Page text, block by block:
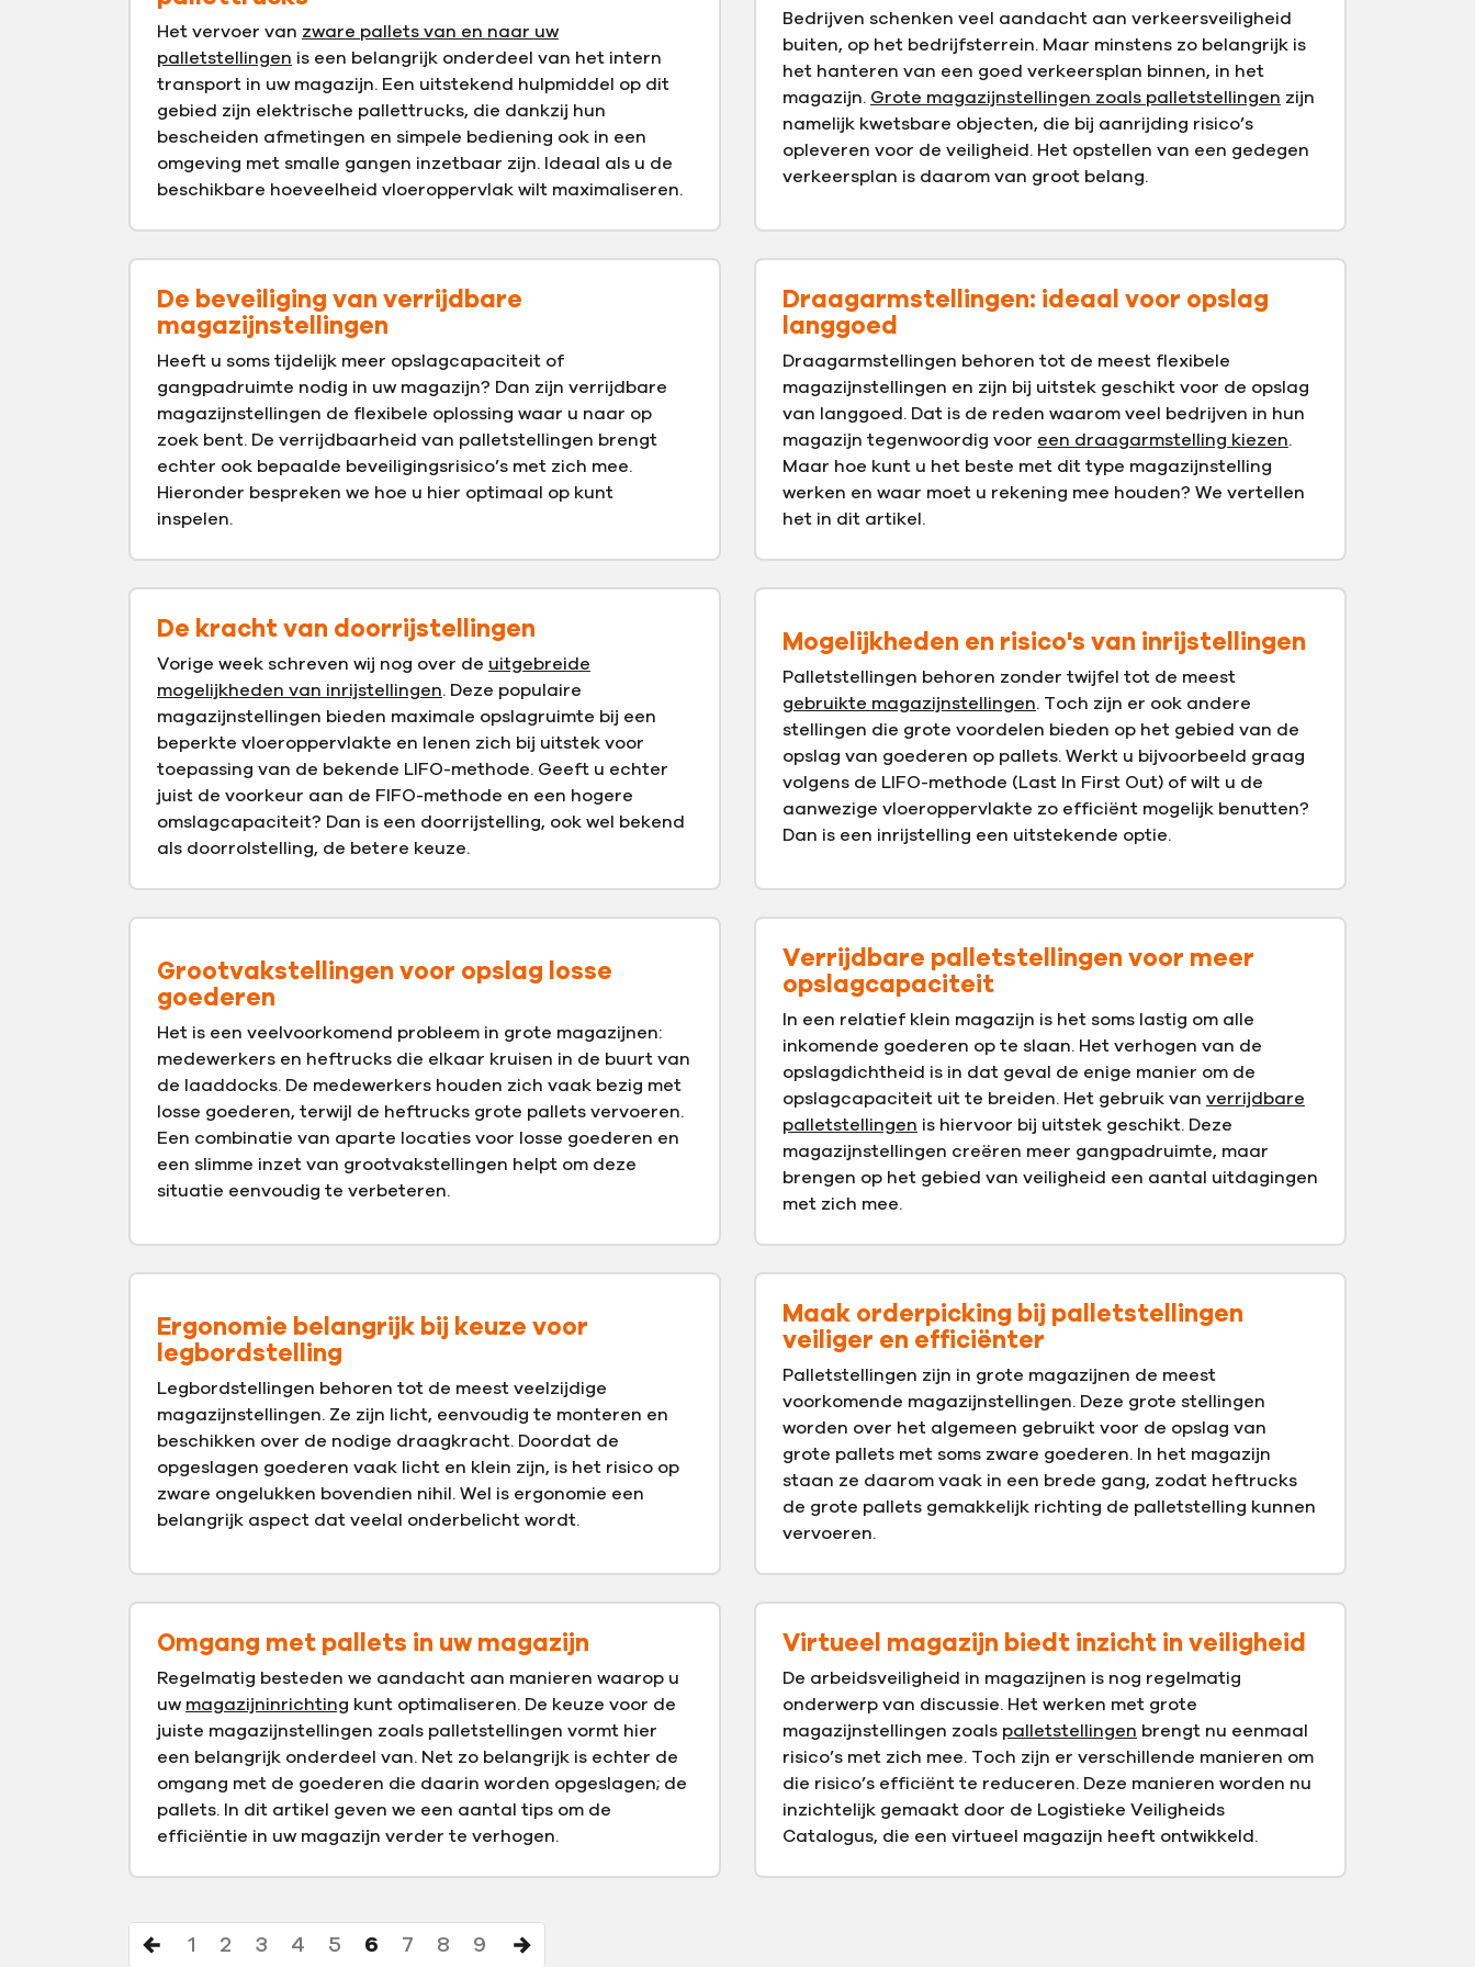
Het vervoer van zware pallets van en naar uw
palletstellingen is een belangrijk onderdeel van het intern
transport in uw magazijn. Een uitstekend hulpmiddel op dit
gebied zijn elektrische pallettrucks, die dankzij hun
bescheiden afmetingen en simpele bediening ook in een
omgeving met smalle gangen inzetbaar zijn. Ideaal als u de
beschikbare hoeveelheid vloeroppervlak wilt maximaliseren.
Bedrijven schenken veel aandacht aan verkeersveiligheid
buiten, op het bedrijfsterrein. Maar minstens zo belangrijk is
het hanteren van een goed verkeersplan binnen, in het
magazijn. Grote magazijnstellingen zoals palletstellingen zijn
namelijk kwetsbare objecten, die bij aanrijding risico’s
opleveren voor de veiligheid. Het opstellen van een gedegen
verkeersplan is daarom van groot belang.
De beveiliging van verrijdbare
magazijnstellingen
Heeft u soms tijdelijk meer opslagcapaciteit of
gangpadruimte nodig in uw magazijn? Dan zijn verrijdbare
magazijnstellingen de flexibele oplossing waar u naar op
zoek bent. De verrijdbaarheid van palletstellingen brengt
echter ook bepaalde beveiligingsrisico’s met zich mee.
Hieronder bespreken we hoe u hier optimaal op kunt
inspelen.
Draagarmstellingen: ideaal voor opslag
langgoed
Draagarmstellingen behoren tot de meest flexibele
magazijnstellingen en zijn bij uitstek geschikt voor de opslag
van langgoed. Dat is de reden waarom veel bedrijven in hun
magazijn tegenwoordig voor een draagarmstelling kiezen.
Maar hoe kunt u het beste met dit type magazijnstelling
werken en waar moet u rekening mee houden? We vertellen
het in dit artikel.
De kracht van doorrijstellingen
Vorige week schreven wij nog over de uitgebreide
mogelijkheden van inrijstellingen. Deze populaire
magazijnstellingen bieden maximale opslagruimte bij een
beperkte vloeroppervlakte en lenen zich bij uitstek voor
toepassing van de bekende LIFO-methode. Geeft u echter
juist de voorkeur aan de FIFO-methode en een hogere
omslagcapaciteit? Dan is een doorrijstelling, ook wel bekend
als doorrolstelling, de betere keuze.
Mogelijkheden en risico's van inrijstellingen
Palletstellingen behoren zonder twijfel tot de meest
gebruikte magazijnstellingen. Toch zijn er ook andere
stellingen die grote voordelen bieden op het gebied van de
opslag van goederen op pallets. Werkt u bijvoorbeeld graag
volgens de LIFO-methode (Last In First Out) of wilt u de
aanwezige vloeroppervlakte zo efficiënt mogelijk benutten?
Dan is een inrijstelling een uitstekende optie.
Grootvakstellingen voor opslag losse
goederen
Het is een veelvoorkomend probleem in grote magazijnen:
medewerkers en heftrucks die elkaar kruisen in de buurt van
de laaddocks. De medewerkers houden zich vaak bezig met
losse goederen, terwijl de heftrucks grote pallets vervoeren.
Een combinatie van aparte locaties voor losse goederen en
een slimme inzet van grootvakstellingen helpt om deze
situatie eenvoudig te verbeteren.
Verrijdbare palletstellingen voor meer
opslagcapaciteit
In een relatief klein magazijn is het soms lastig om alle
inkomende goederen op te slaan. Het verhogen van de
opslagdichtheid is in dat geval de enige manier om de
opslagcapaciteit uit te breiden. Het gebruik van verrijdbare
palletstellingen is hiervoor bij uitstek geschikt. Deze
magazijnstellingen creëren meer gangpadruimte, maar
brengen op het gebied van veiligheid een aantal uitdagingen
met zich mee.
Ergonomie belangrijk bij keuze voor
legbordstelling
Legbordstellingen behoren tot de meest veelzijdige
magazijnstellingen. Ze zijn licht, eenvoudig te monteren en
beschikken over de nodige draagkracht. Doordat de
opgeslagen goederen vaak licht en klein zijn, is het risico op
zware ongelukken bovendien nihil. Wel is ergonomie een
belangrijk aspect dat veelal onderbelicht wordt.
Maak orderpicking bij palletstellingen
veiliger en efficiënter
Palletstellingen zijn in grote magazijnen de meest
voorkomende magazijnstellingen. Deze grote stellingen
worden over het algemeen gebruikt voor de opslag van
grote pallets met soms zware goederen. In het magazijn
staan ze daarom vaak in een brede gang, zodat heftrucks
de grote pallets gemakkelijk richting de palletstelling kunnen
vervoeren.
Omgang met pallets in uw magazijn
Regelmatig besteden we aandacht aan manieren waarop u
uw magazijninrichting kunt optimaliseren. De keuze voor de
juiste magazijnstellingen zoals palletstellingen vormt hier
een belangrijk onderdeel van. Net zo belangrijk is echter de
omgang met de goederen die daarin worden opgeslagen; de
pallets. In dit artikel geven we een aantal tips om de
efficiëntie in uw magazijn verder te verhogen.
Virtueel magazijn biedt inzicht in veiligheid
De arbeidsveiligheid in magazijnen is nog regelmatig
onderwerp van discussie. Het werken met grote
magazijnstellingen zoals palletstellingen brengt nu eenmaal
risico’s met zich mee. Toch zijn er verschillende manieren om
die risico’s efficiënt te reduceren. Deze manieren worden nu
inzichtelijk gemaakt door de Logistieke Veiligheids
Catalogus, die een virtueel magazijn heeft ontwikkeld.
1 2 3 4 5 6 7 8 9